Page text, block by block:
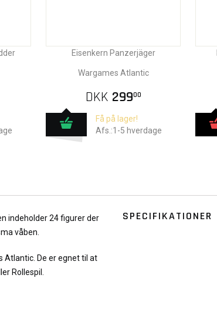
Eisenkern Panzerjäger
Wargames Atlantic
DKK 29900
Få på lager!
Afs.:1-5 hverdage
indeholder 24 figurer der
våben.
Atlantic. De er egnet til at
Rollespil.
SPECIFIKATIONER